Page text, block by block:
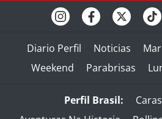
Diario Perfil Noticias
Weekend
Parabrisas
Perfil Brasil: Caras